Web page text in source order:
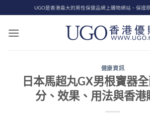
to
content
UGO是香港最大的男性保健品網上購物網站、保證
健康資訊
日本馬超丸GX男根寶器
分、效果、用法與香港